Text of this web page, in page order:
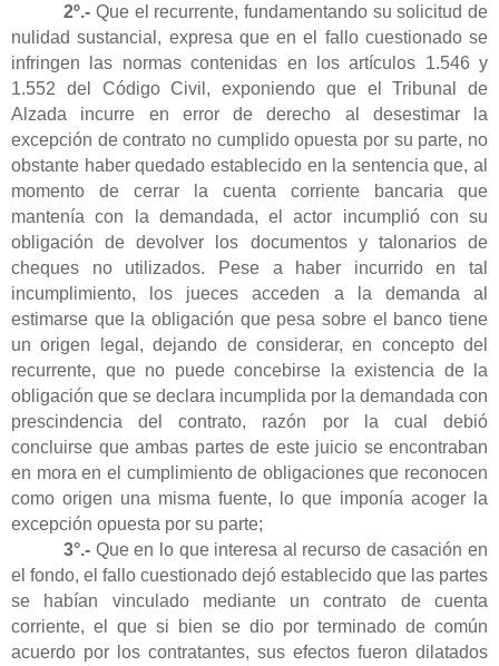
2º.- Que el recurrente, fundamentando su solicitud de
nulidad sustancial, expresa que en el fallo cuestionado se
infringen las normas contenidas en los artículos 1.546 y
1.552 del Código Civil, exponiendo que el Tribunal de
Alzada incurre en error de derecho al desestimar la
excepción de contrato no cumplido opuesta por su parte, no
obstante haber quedado establecido en la sentencia que, al
momento de cerrar la cuenta corriente bancaria que
mantenía con la demandada, el actor incumplió con su
obligación de devolver los documentos y talonarios de
cheques no utilizados. Pese a haber incurrido en tal
incumplimiento, los jueces acceden a la demanda al
estimarse que la obligación que pesa sobre el banco tiene
un origen legal, dejando de considerar, en concepto del
recurrente, que no puede concebirse la existencia de la
obligación que se declara incumplida por la demandada con
prescindencia del contrato, razón por la cual debió
concluirse que ambas partes de este juicio se encontraban
en mora en el cumplimiento de obligaciones que reconocen
como origen una misma fuente, lo que imponía acoger la
excepción opuesta por su parte;
3°.- Que en lo que interesa al recurso de casación en
el fondo, el fallo cuestionado dejó establecido que las partes
se habían vinculado mediante un contrato de cuenta
corriente, el que si bien se dio por terminado de común
acuerdo por los contratantes, sus efectos fueron dilatados